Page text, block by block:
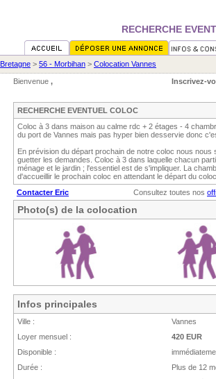
RECHERCHE
Bretagne > 56 - Morbihan > Colocation Vannes
Bienvenue , Inscrivez-
RECHERCHE EVENTUEL COLOC
Coloc à 3 dans maison au calme rdc + 2 étages - 4
du port de Vannes mais pas hyper bien desservie donc
En prévision du départ prochain de notre coloc nous
guetter les demandes. Coloc à 3 dans laquelle chacun
ménage et le jardin ; l'essentiel est de s'impliquer. La
d'accueillir le prochain coloc en attendant le départ du
Contacter Eric
Consultez toutes nos
Photo(s) de la colocation
Infos principales
Ville :
Vannes
Loyer mensuel :
420 EUR
Disponible :
Durée :
Plus de 12